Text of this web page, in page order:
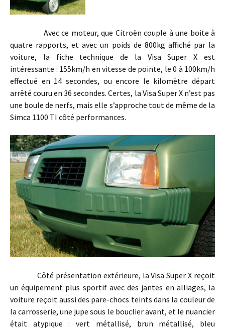
Avec ce moteur, que Citroën couple à une boite à
quatre rapports, et avec un poids de 800kg affiché par la
voiture, la fiche technique de la Visa Super X est
intéressante : 155km/h en vitesse de pointe, le 0 à 100km/h
effectué en 14 secondes, ou encore le kilomètre départ
arrêté couru en 36 secondes. Certes, la Visa Super X n’est pas
une boule de nerfs, mais elle s’approche tout de même de la
Simca 1100 TI côté performances.
Côté présentation extérieure, la Visa Super X reçoit
un équipement plus sportif avec des jantes en alliages, la
voiture reçoit aussi des pare-chocs teints dans la couleur de
la carrosserie, une jupe sous le bouclier avant, et le nuancier
était atypique : vert métallisé, brun métallisé, bleu